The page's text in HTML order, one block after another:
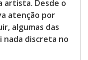
artista. Desde o
atenção por
algumas das
nada discreta no